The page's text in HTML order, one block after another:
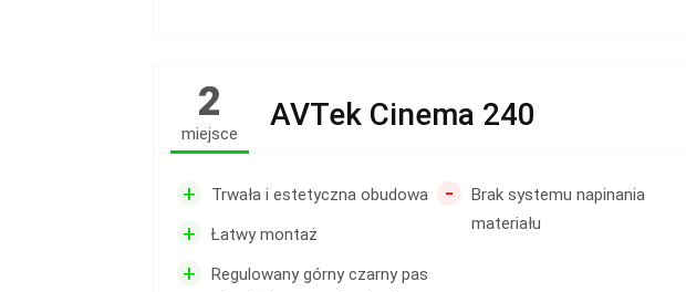
2
miejsce
AVTek Cinema 240
+ Trwała i estetyczna obudowa
+ Łatwy montaż
+
Regulowany górny czarny pas
-
Brak systemu napinania
materiału